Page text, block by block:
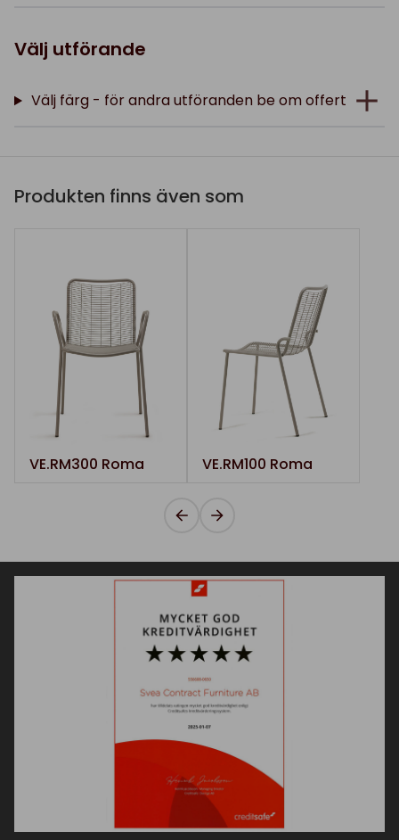
Välj utförande
Välj färg - för andra utföranden be om offert
Produkten finns även som
VE.RM300 Roma VE.RM100 Roma